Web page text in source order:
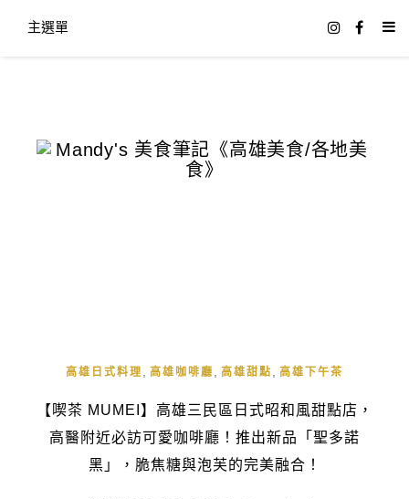
主選單
高雄日式料理 高雄咖啡廳 高雄甜點 高雄下午茶
【喫茶 MUMEI】高雄三民區日式昭和風甜點店，
高醫附近必訪可愛咖啡廳！推出新品「聖多諾
黑」，脆焦糖與泡芙的完美融合！